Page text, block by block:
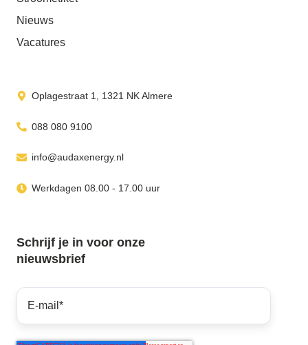
Nieuws
Vacatures
Oplagestraat 1, 1321 NK Almere
088 080 9100
info@audaxenergy.nl
Werkdagen 08.00 - 17.00 uur
Schrijf je in voor onze
nieuwsbrief